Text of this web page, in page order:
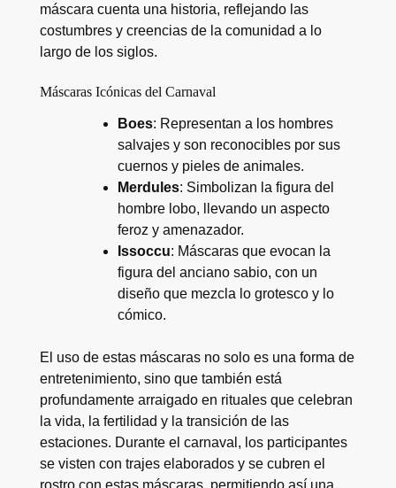
máscara cuenta una historia, reflejando las
costumbres y creencias de la comunidad a lo
largo de los siglos.
Máscaras Icónicas del Carnaval
Boes: Representan a los hombres
salvajes y son reconocibles por sus
cuernos y pieles de animales.
Merdules: Simbolizan la figura del
hombre lobo, llevando un aspecto
feroz y amenazador.
Issoccu: Máscaras que evocan la
figura del anciano sabio, con un
diseño que mezcla lo grotesco y lo
cómico.
El uso de estas máscaras no solo es una forma de
entretenimiento, sino que también está
profundamente arraigado en rituales que celebran
la vida, la fertilidad y la transición de las
estaciones. Durante el carnaval, los participantes
se visten con trajes elaborados y se cubren el
rostro con estas máscaras, permitiendo así una